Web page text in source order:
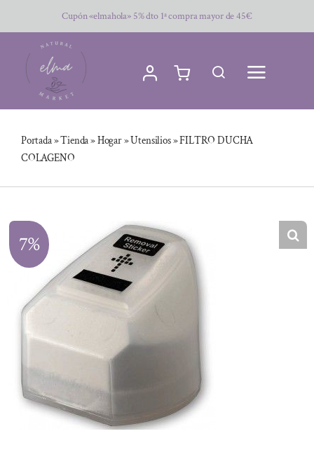
al
contenido
Cupón «elmahola» 5% dto 1ª compra mayor de 45€
Portada»Tienda»Hogar»Utensilios»FILTRO DUCHA
COLAGENO
7%